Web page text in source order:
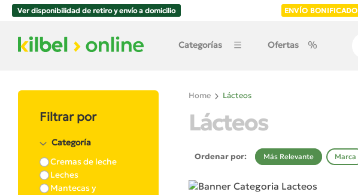
Ver disponibilidad de retiro y envío a domicilio ENVÍO BONIFICADO
Categorías Ofertas
Filtrar por
Categoría
Cremas de leche
Leches
Mantecas y
Home Lácteos
Lácteos
Ordenar por: Más Relevante Marca